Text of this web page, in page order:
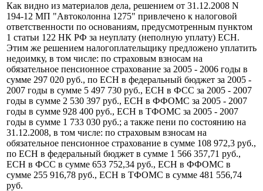
Как видно из материалов дела, решением от 31.12.2008 N
194-12 МП "Автоколонна 1275" привлечено к налоговой
ответственности по основаниям, предусмотренным пунктом
1 статьи 122 НК РФ за неуплату (неполную уплату) ЕСН.
Этим же решением налогоплательщику предложено уплатить
недоимку, в том числе: по страховым взносам на
обязательное пенсионное страхование за 2005 - 2006 годы в
сумме 297 020 руб., по ЕСН в федеральный бюджет за 2005 -
2007 годы в сумме 5 497 730 руб., ЕСН в ФСС за 2005 - 2007
годы в сумме 2 530 397 руб., ЕСН в ФФОМС за 2005 - 2007
годы в сумме 928 400 руб., ЕСН в ТФОМС за 2005 - 2007
годы в сумме 1 733 030 руб.; а также пени по состоянию на
31.12.2008, в том числе: по страховым взносам на
обязательное пенсионное страхование в сумме 108 972,3 руб.,
по ЕСН в федеральный бюджет в сумме 1 566 357,71 руб.,
ЕСН в ФСС в сумме 653 752,34 руб., ЕСН в ФФОМС в
сумме 255 916,78 руб., ЕСН в ТФОМС в сумме 481 556,74
руб.